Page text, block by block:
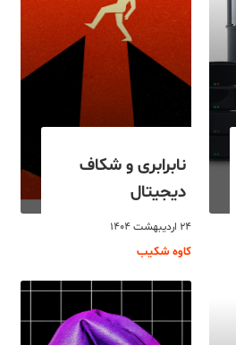
نابرابری و شکاف
دیجیتال
۲۴ اردیبهشت ۱۴۰۴
کاوه شکیب